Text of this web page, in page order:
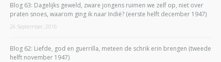
Blog 63: Dagelijks geweld, zware jongens ruimen we zelf op, niet over
praten snoes, waarom ging ik naar Indië? (eerste helft december 1947)
26 September, 2016
Blog 62: Liefde, god en guerrilla, meteen de schrik erin brengen (tweede
helft november 1947)